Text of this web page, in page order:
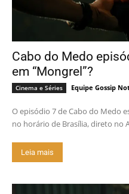
Cabo do Medo
em “Mongrel”?
Cinema e Séries Equipe Gossip
O episódio 7 de Cabo do Medo
no horário de Brasília, direto no
Leia mais